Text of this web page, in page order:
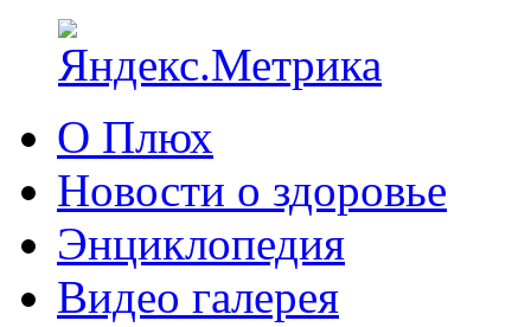
О Плюх
Новости о здоровье
Энциклопедия
Видео галерея